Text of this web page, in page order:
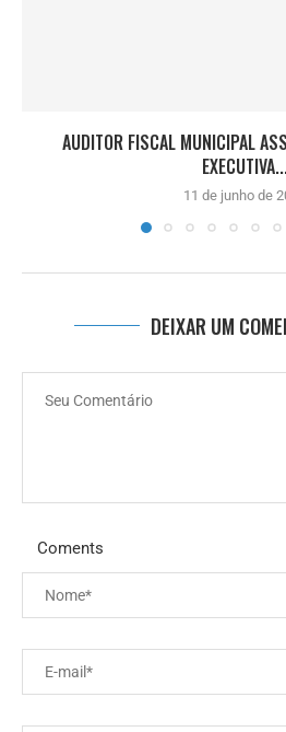
AUDITOR FISCAL MUNICIPAL
11 de junho de
DEIXAR UM
Coments